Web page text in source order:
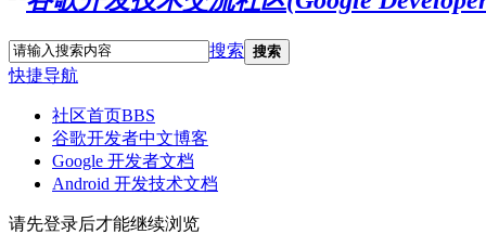
搜索 搜索
快捷导航
社区首页BBS
谷歌开发者中文博客
Google 开发者文档
Android 开发技术文档
请先登录后才能继续浏览